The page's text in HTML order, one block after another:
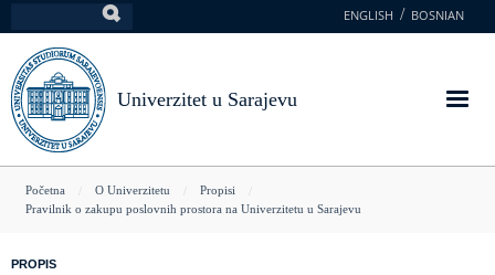
na
glavni
sadržaj
ENGLISH BOSNIAN
Univerzitet u Sarajevu
You
here
Početna O Univerzitetu
Propisi
Pravilnik o zakupu poslovnih prostora na Univerzitetu u Sarajevu
PROPIS